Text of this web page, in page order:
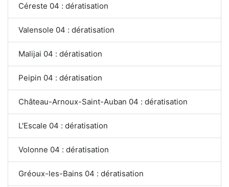
Céreste 04 : dératisation
Valensole 04 : dératisation
Malijai 04 : dératisation
Peipin 04 : dératisation
Château-Arnoux-Saint-Auban 04 : dératisation
L'Escale 04 : dératisation
Volonne 04 : dératisation
Gréoux-les-Bains 04 : dératisation